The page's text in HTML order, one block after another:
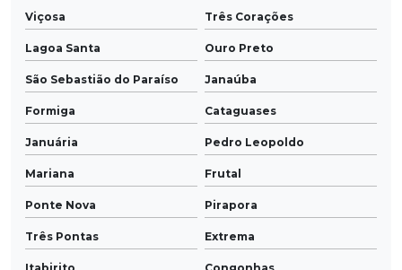
Viçosa Três Corações
Lagoa Santa Ouro Preto
São Sebastião do Paraíso Janaúba
Formiga Cataguases
Januária Pedro Leopoldo
Mariana Frutal
Ponte Nova Pirapora
Três Pontas Extrema